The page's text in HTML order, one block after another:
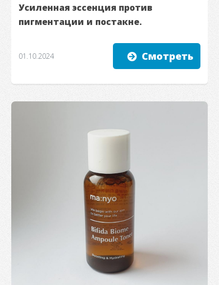
Усиленная эссенция против
пигментации и постакне.
01.10.2024 Смотреть